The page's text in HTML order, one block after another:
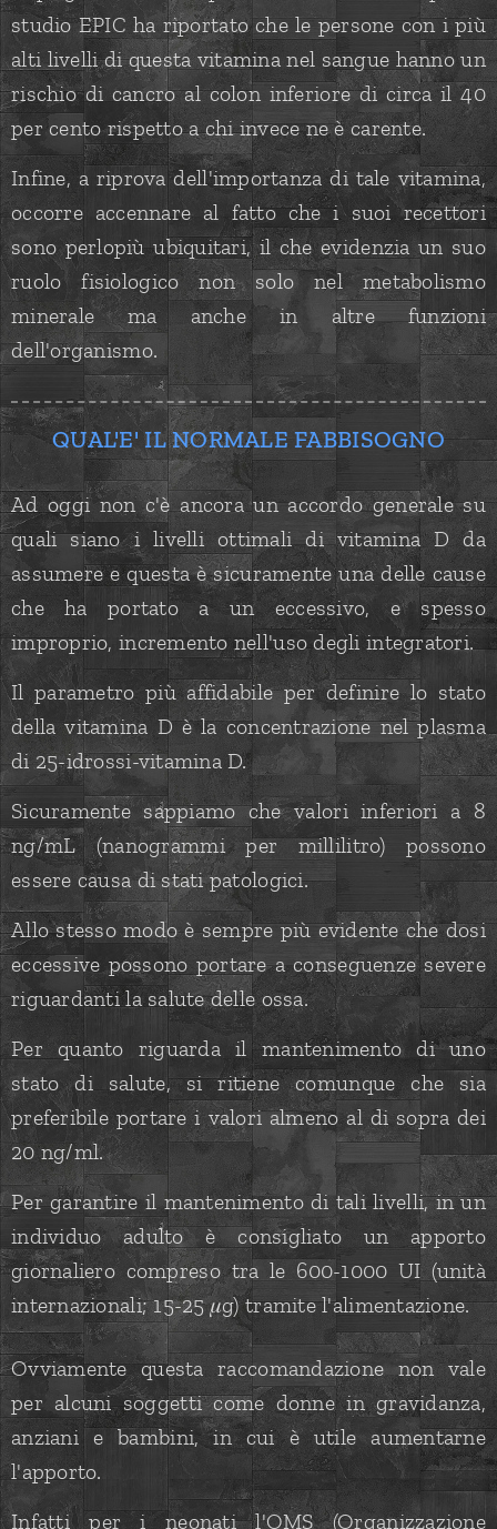
studio EPIC ha riportato che le persone con i più
alti livelli di questa vitamina nel sangue hanno un
rischio di cancro al colon inferiore di circa il 40
per cento rispetto a chi invece ne è carente.
Infine, a riprova dell'importanza di tale vitamina,
occorre accennare al fatto che i suoi recettori
sono perlopiù ubiquitari, il che evidenzia un suo
ruolo fisiologico non solo nel metabolismo
minerale ma anche in altre funzioni
dell'organismo.
QUAL'E' IL NORMALE FABBISOGNO
Ad oggi non c'è ancora un accordo generale su
quali siano i livelli ottimali di vitamina D da
assumere e questa è sicuramente una delle cause
che ha portato a un eccessivo, e spesso
improprio, incremento nell'uso degli integratori.
Il parametro più affidabile per definire lo stato
della vitamina D è la concentrazione nel plasma
di 25-idrossi-vitamina D.
Sicuramente sappiamo che valori inferiori a 8
ng/mL (nanogrammi per millilitro) possono
essere causa di stati patologici.
Allo stesso modo è sempre più evidente che dosi
eccessive possono portare a conseguenze severe
riguardanti la salute delle ossa.
Per quanto riguarda il mantenimento di uno
stato di salute, si ritiene comunque che sia
preferibile portare i valori almeno al di sopra dei
20 ng/ml.
Per garantire il mantenimento di tali livelli, in un
individuo adulto è consigliato un apporto
giornaliero compreso tra le 600-1000 UI (unità
internazionali; 15-25 𝜇g) tramite l'alimentazione.
Ovviamente questa raccomandazione non vale
per alcuni soggetti come donne in gravidanza,
anziani e bambini, in cui è utile aumentarne
l'apporto.
Infatti per i neonati l'OMS (Organizzazione